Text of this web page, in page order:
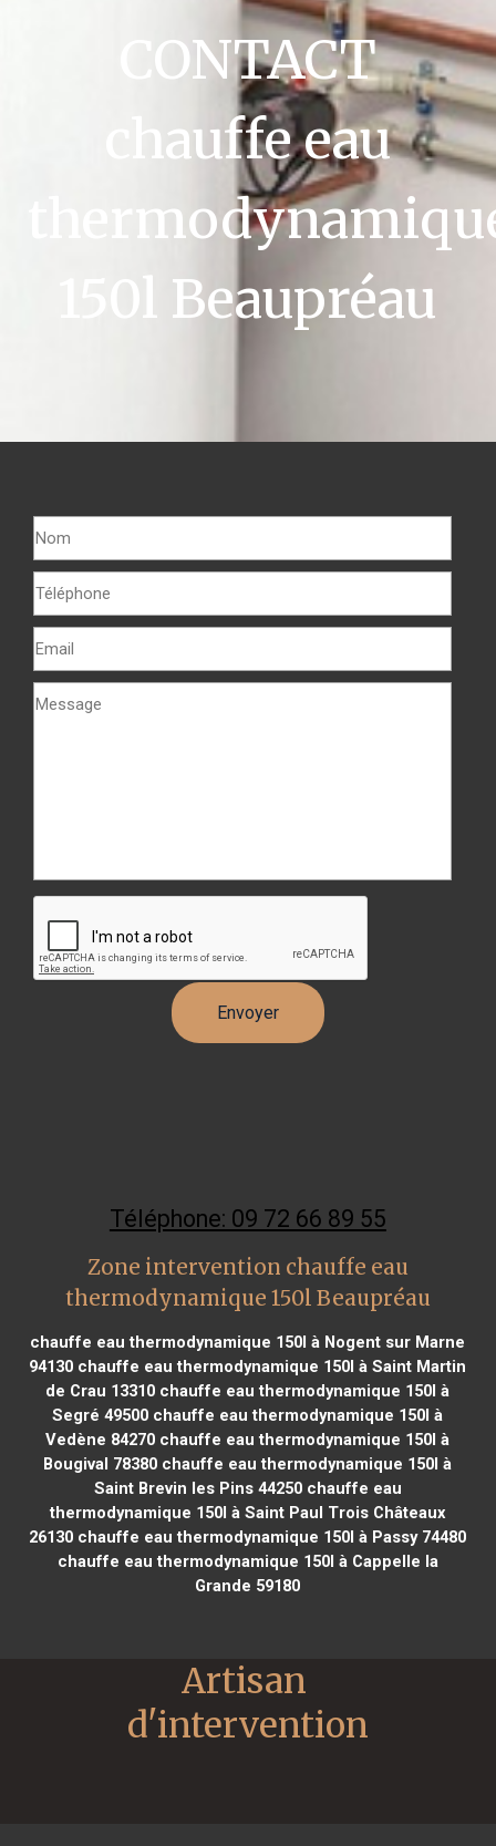
CONTACT
chauffe eau
150l Beaupréau
Téléphone: 09 72 66 89 55
Zone intervention chauffe eau
thermodynamique 150l Beaupréau
chauffe eau thermodynamique 150l à Nogent sur Marne
94130 chauffe eau thermodynamique 150l à Saint Martin
de Crau 13310 chauffe eau thermodynamique 150l à
Segré 49500 chauffe eau thermodynamique 150l à
Vedène 84270 chauffe eau thermodynamique 150l à
Bougival 78380 chauffe eau thermodynamique 150l à
Saint Brevin les Pins 44250chauffe eau
thermodynamique 150l à Saint Paul Trois Châteaux
26130 chauffe eau thermodynamique 150l à Passy 74480
chauffe eau thermodynamique 150l à Cappelle la
Grande 59180
Artisan
d'intervention